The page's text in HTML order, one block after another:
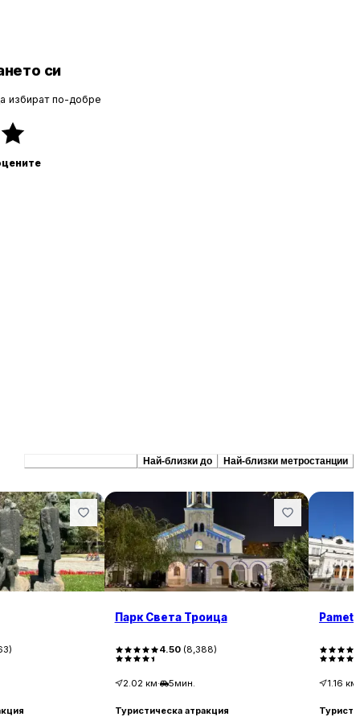
си
избират по-добре
Най-близки до Най-близки метростанции
)
Парк Света Троица
4.50(8,388)
2.02 км· 5мин.
Туристическа атракция
1.16 км